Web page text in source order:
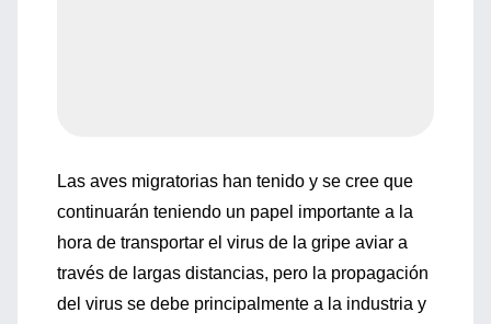
Las aves migratorias han tenido y se cree que
continuarán teniendo un papel importante a la
hora de transportar el virus de la gripe aviar a
través de largas distancias, pero la propagación
del virus se debe principalmente a la industria y